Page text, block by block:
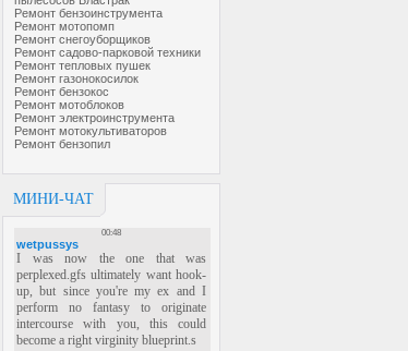
Ремонт бензоинструмента
Ремонт мотопомп
Ремонт снегоуборщиков
Ремонт садово-парковой техники
Ремонт тепловых пушек
Ремонт газонокосилок
Ремонт бензокос
Ремонт мотоблоков
Ремонт электроинструмента
Ремонт мотокультиваторов
Ремонт бензопил
МИНИ-ЧАТ